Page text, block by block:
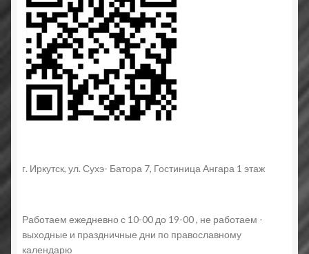
г. Иркутск, ул. Сухэ- Батора 7, Гостиница Ангара 1 этаж
Работаем ежедневно с 10-00 до 19-00 , не работаем -
выходные и праздничные дни по православному
календарю